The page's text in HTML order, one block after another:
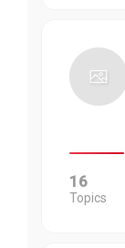
16
Topics